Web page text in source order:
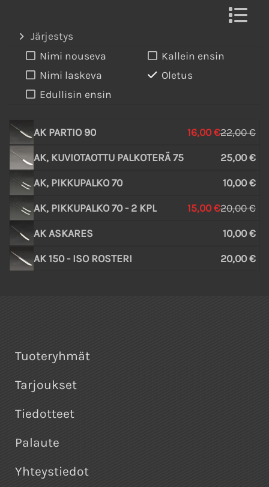
Järjestys
Nimi nouseva
Nimi laskeva
Edullisin ensin
Kallein ensin
Oletus
AK PARTIO 90 16,00 €22,00 €
AK, KUVIOTAOTTU PALKOTERÄ 75 25,00 €
AK, PIKKUPALKO 70 10,00 €
AK, PIKKUPALKO 70 - 2 KPL 15,00 €20,00 €
AK ASKARES 10,00 €
AK 150 - ISO ROSTERI 20,00 €
Tuoteryhmät
Tarjoukset
Tiedotteet
Palaute
Yhteystiedot